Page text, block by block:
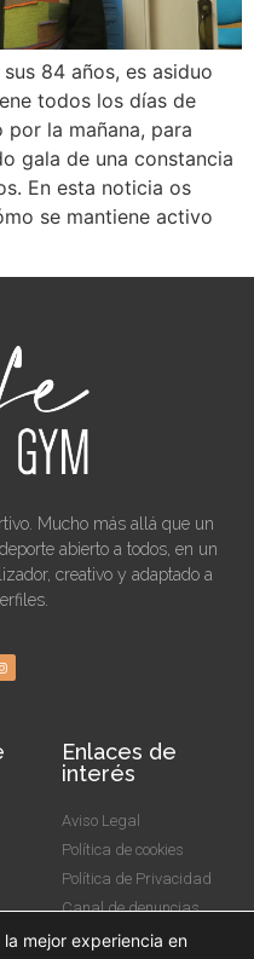
84 años, es asiduo
todos los días de
por la mañana, para
gala de una constancia
En esta noticia os
se mantiene activo
Mucho más allá que un
abierto a todos, en un
creativo y adaptado a
Enlaces de
interés
Aviso Legal
Política de cookies
Política de Privacidad
Canal de denuncias
mejor experiencia en